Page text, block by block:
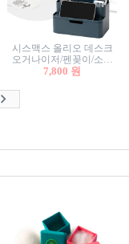
시스맥스 올리오 데스크
오거나이저/펜꽂이/소품
꽂이/소품함/정리함/수납
7,800 원